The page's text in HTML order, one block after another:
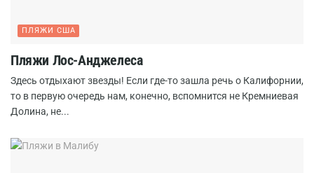
ПЛЯЖИ США
Пляжи Лос-Анджелеса
Здесь отдыхают звезды! Если где-то зашла речь о Калифорнии,
то в первую очередь нам, конечно, вспомнится не Кремниевая
Долина, не...